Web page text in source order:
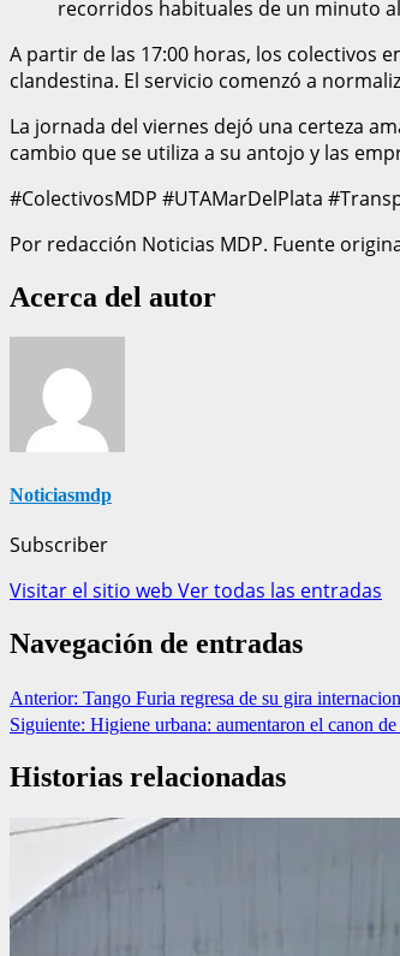
recorridos habituales de un minuto
A partir de las 17:00 horas, los colectivos
clandestina. El servicio comenzó a
La jornada del viernes dejó una certeza
cambio que se utiliza a su antojo y las
#ColectivosMDP #UTAMarDelPlata
Por redacción Noticias MDP. Fuente
Acerca del autor
Noticiasmdp
Subscriber
Visitar el sitio web Ver todas las entradas
Navegación de entradas
Anterior: Tango Furia regresa de su gira
Siguiente: Higiene urbana: aumentaron el canon
Historias relacionadas